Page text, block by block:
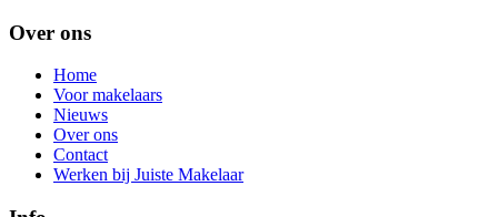
Over ons
Home
Voor makelaars
Nieuws
Over ons
Contact
Werken bij Juiste Makelaar